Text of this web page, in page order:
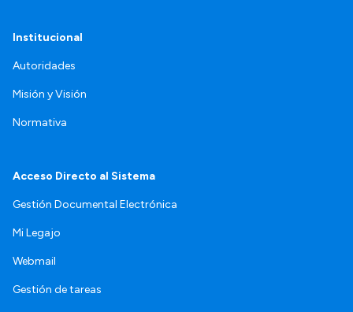
Institucional
Autoridades
Misión y Visión
Normativa
Acceso Directo al Sistema
Gestión Documental Electrónica
Mi Legajo
Webmail
Gestión de tareas